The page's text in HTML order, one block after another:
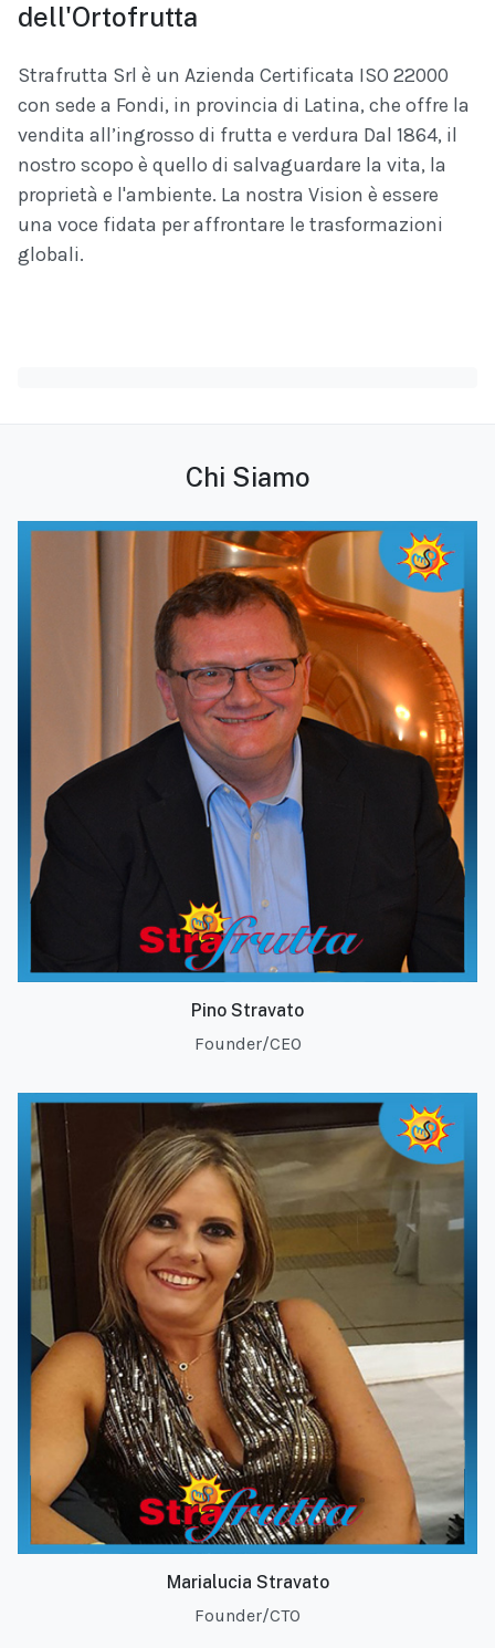
dell'Ortofrutta
Strafrutta Srl è un Azienda Certificata ISO 22000
con sede a Fondi, in provincia di Latina, che offre la
vendita all’ingrosso di frutta e verdura Dal 1864, il
nostro scopo è quello di salvaguardare la vita, la
proprietà e l'ambiente. La nostra Vision è essere
una voce fidata per affrontare le trasformazioni
globali.
Chi Siamo
Pino Stravato
Founder/CEO
Marialucia Stravato
Founder/CTO